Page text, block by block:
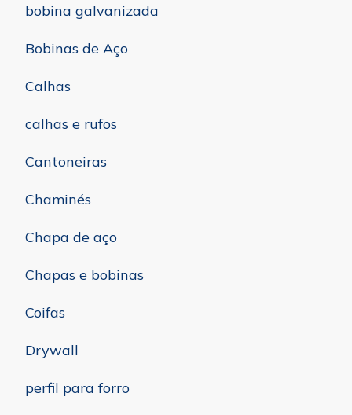
bobina galvanizada
Bobinas de Aço
Calhas
calhas e rufos
Cantoneiras
Chaminés
Chapa de aço
Chapas e bobinas
Coifas
Drywall
perfil para forro